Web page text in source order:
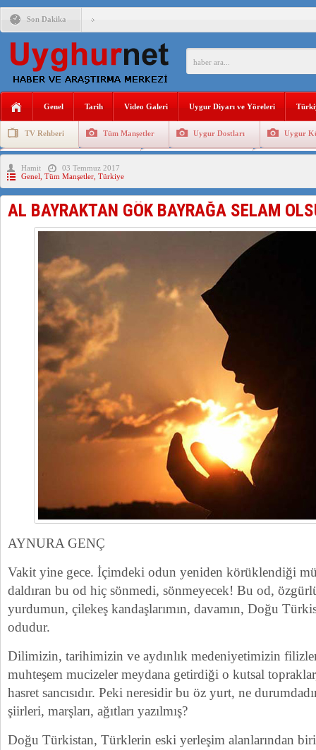
Son Dakika
ÇİN’İN “GÜVENLİK”SÖYLEMİ İLE DOĞU TÜRKİSTAN’DA
ANAHTAR PARTİ GENEL BAŞKANI AĞIRALİOĞLU :
DİYANET AKADEMİSİ BAŞKANI DOÇ.DR.KAAN : DOĞU
150 YILDIR KAYNAYAN YARAMIZ : ÇİN İŞGALİNDEKİ
ÇİN’İN UYGUR POLİTİKALARINI ÖVEN DİYANET
MHP’DEN URUMÇİ KATLİAMI MESAJİ : 05.07.2009
Genel Tarih Video Galeri Uygur Diyarı ve Yöreleri
TV Rehberi Tüm Manşetler Uygur Dostları Uygur
Uygurlarda Düğün ve Cenaze
Hamit
03 Temmuz 2017
Genel Tüm Manşetler Türkiye
AL BAYRAKTAN GÖK BAYRAĞA SELAM
AYNURA GENÇ
Vakit yine gece. İçimdeki odun yeniden körüklendiği
daldıran bu od hiç sönmedi, sönmeyecek! Bu od,
yurdumun, çilekeş kandaşlarımın, davamın, Doğu
odudur.
Dilimizin, tarihimizin ve aydınlık medeniyetimizin
muhteşem mucizeler meydana getirdiği o kutsal
hasret sancısıdır. Peki neresidir bu öz yurt, ne
şiirleri, marşları, ağıtları yazılmış?
Doğu Türkistan, Türklerin eski yerleşim alanlarından